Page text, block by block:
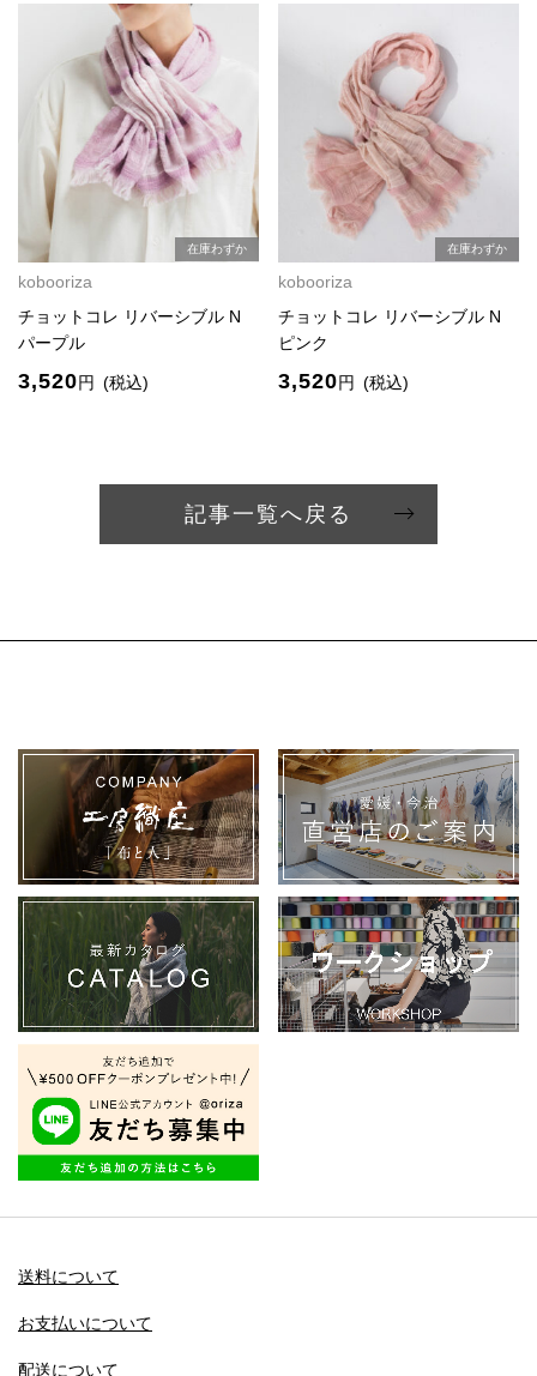
kobooriza
在庫わずか
チョットコレ リバーシブル N
パープル
3,520円 (税込)
kobooriza
在庫わずか
チョットコレ リバーシブル N
ピンク
3,520円 (税込)
記事一覧へ戻る
送料について
お支払いについて
配送について